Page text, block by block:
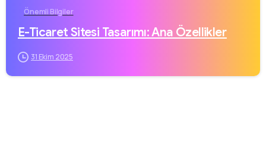
Önemli Bilgiler
E-Ticaret Sitesi Tasarımı: Ana Özellikler
31 Ekim 2025